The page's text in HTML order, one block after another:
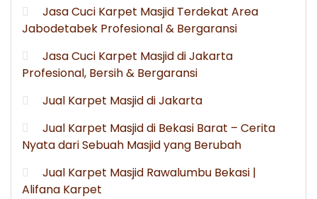
Jasa Cuci Karpet Masjid Terdekat Area
Jabodetabek Profesional & Bergaransi
Jasa Cuci Karpet Masjid di Jakarta
Profesional, Bersih & Bergaransi
Jual Karpet Masjid di Jakarta
Jual Karpet Masjid di Bekasi Barat – Cerita
Nyata dari Sebuah Masjid yang Berubah
Jual Karpet Masjid Rawalumbu Bekasi |
Alifana Karpet